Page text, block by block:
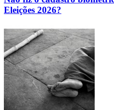
Eleições 2026?